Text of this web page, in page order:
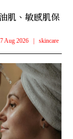
肌、敏感肌保
Aug 2026 | skincare